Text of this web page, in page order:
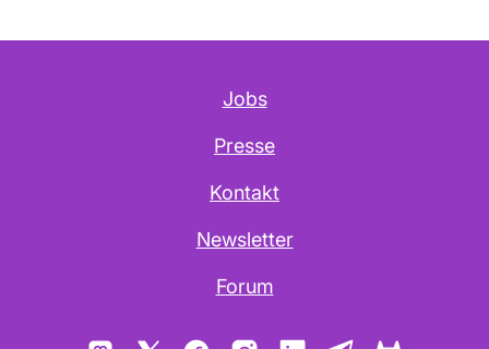
Jobs
Presse
Kontakt
Newsletter
Forum